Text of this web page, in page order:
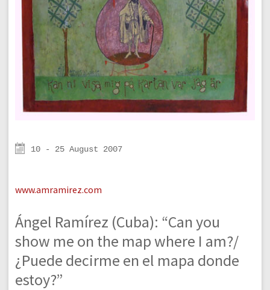
10 - 25 August 2007
www.amramirez.com
Ángel Ramírez (Cuba): “Can you
show me on the map where I am?/
¿Puede decirme en el mapa donde
estoy?”